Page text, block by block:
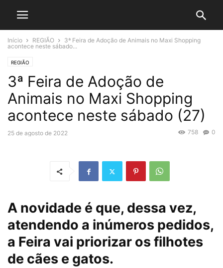
Início REGIÃO
3ª Feira de Adoção de Animais no Maxi Shopping
acontece neste sábado...
REGIÃO
3ª Feira de Adoção de
Animais no Maxi Shopping
acontece neste sábado (27)
25 de agosto de 2022 0
758
A novidade é que, dessa vez,
atendendo a inúmeros pedidos,
a Feira vai priorizar os filhotes
de cães e gatos.